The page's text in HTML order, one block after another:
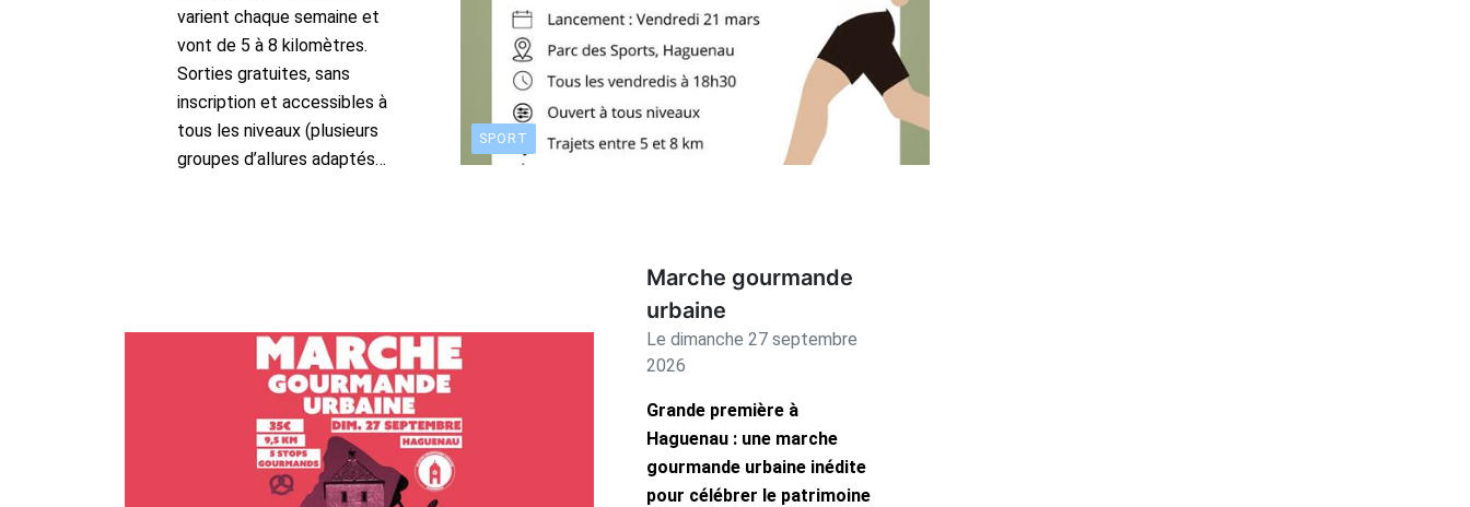
SPORT
varient chaque semaine et
vont de 5 à 8 kilomètres.
Sorties gratuites, sans
inscription et accessibles à
tous les niveaux (plusieurs
groupes d’allures adaptés…
Marche gourmande
urbaine
Le dimanche 27 septembre
2026
Grande première à
Haguenau : une marche
gourmande urbaine inédite
pour célébrer le patrimoine